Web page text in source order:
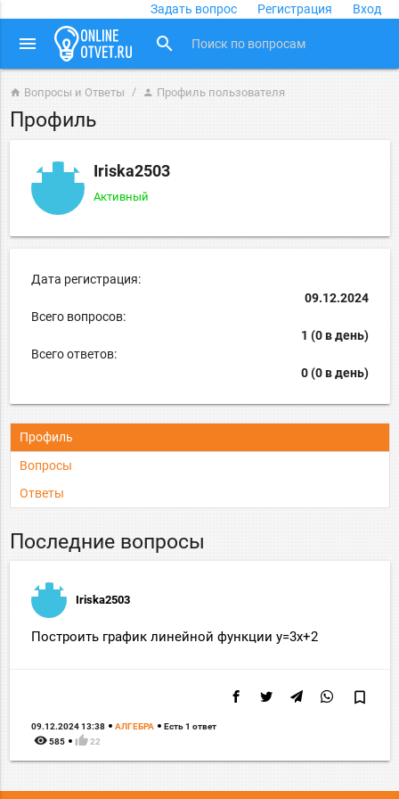
Задать вопрос Регистрация Вход
menu search
home Вопросы и Ответы person Профиль пользователя
Профиль
Iriska2503
Активный
Дата регистрация:
09.12.2024
Всего вопросов:
1 (0 в день)
Всего ответов:
0 (0 в день)
Профиль
Вопросы
Ответы
Последние вопросы
Iriska2503
Построить график линейной функции y=3x+2
bookmark_border
09.12.2024 13:38 АЛГЕБРА Есть 1 ответ
remove_red_eye 585 thumb_up 22